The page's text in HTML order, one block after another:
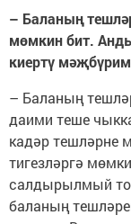
– Баланың
мөмкин бит.
киертү
– Баланың
даими теше
кадәр тешләрне
тигезләргә
салдырылмый
баланың